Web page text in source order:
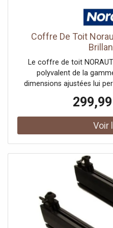
Coffre De Toit
Le coffre de toit
polyvalent de la
dimensions ajustées lui
une facilité d'installation
système Master Fit vous
sans l'aide d'aucun outils
minutes. Aucun
destiné à relier les barres
en tournant la molette et
partie bleue. Pour
partie bleue et tourner la
de vous garantir une faible
de toit NORAUTO
au mieux